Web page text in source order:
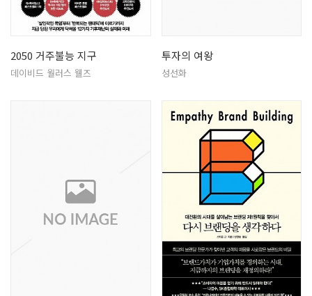
2050 거주불능 지구
데이비드 월러스 웰즈
투자의 여왕
성선화